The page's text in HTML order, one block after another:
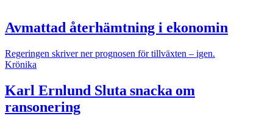
Avmattad återhämtning i ekonomin
Regeringen skriver ner prognosen för tillväxten – igen.
Krönika
Karl Ernlund Sluta snacka om
ransonering